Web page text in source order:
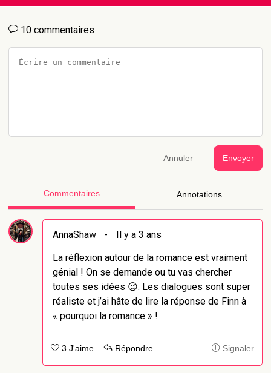
10 commentaires
Annuler Envoyer
Commentaires Annotations
AnnaShaw -
Il y a 3 ans
La réflexion autour de la romance est vraiment
génial ! On se demande ou tu vas chercher
toutes ses idées 😉. Les dialogues sont super
réaliste et j’ai hâte de lire la réponse de Finn à
« pourquoi la romance » !
3 J'aime Répondre Signaler